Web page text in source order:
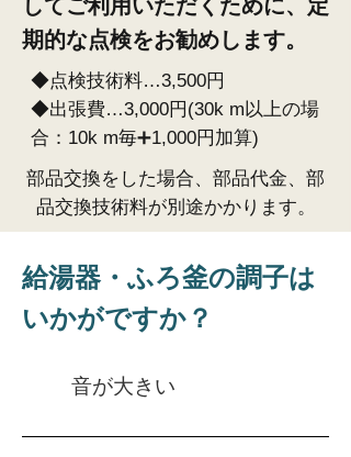
してご利用いただくために、定
期的な点検をお勧めします。
◆点検技術料…3,500円
◆出張費…3,000円(30k m以上の場
合：10k m毎➕1,000円加算)
部品交換をした場合、部品代金、部
品交換技術料が別途かかります。
給湯器・ふろ釜の調子は
いかがですか？
音が大きい